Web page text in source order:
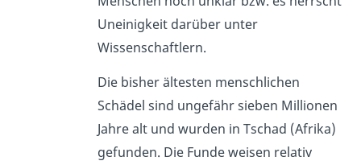
Uneinigkeit darüber unter
Wissenschaftlern.
Die bisher ältesten menschlichen
Schädel sind ungefähr sieben Millionen
Jahre alt und wurden in Tschad (Afrika)
gefunden. Die Funde weisen relativ